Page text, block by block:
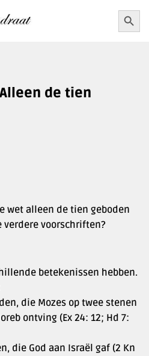
Zoek
naar:
de tien
wet alleen de tien geboden
verdere voorschriften?
betekenissen hebben.
die Mozes op twee stenen
ontving (Ex 24: 12; Hd 7:
die God aan Israël gaf (2 Kn